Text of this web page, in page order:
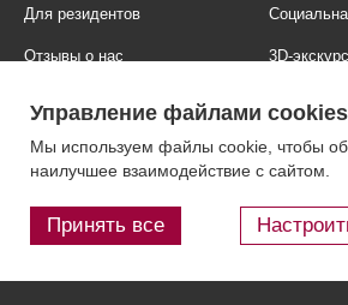
Для резидентов
Отзывы о нас 3D-
Контакты Блог
Управление файлами cookies
Мы используем файлы cookie, чтобы
наилучшее взаимодействие с сайтом.
Принять все